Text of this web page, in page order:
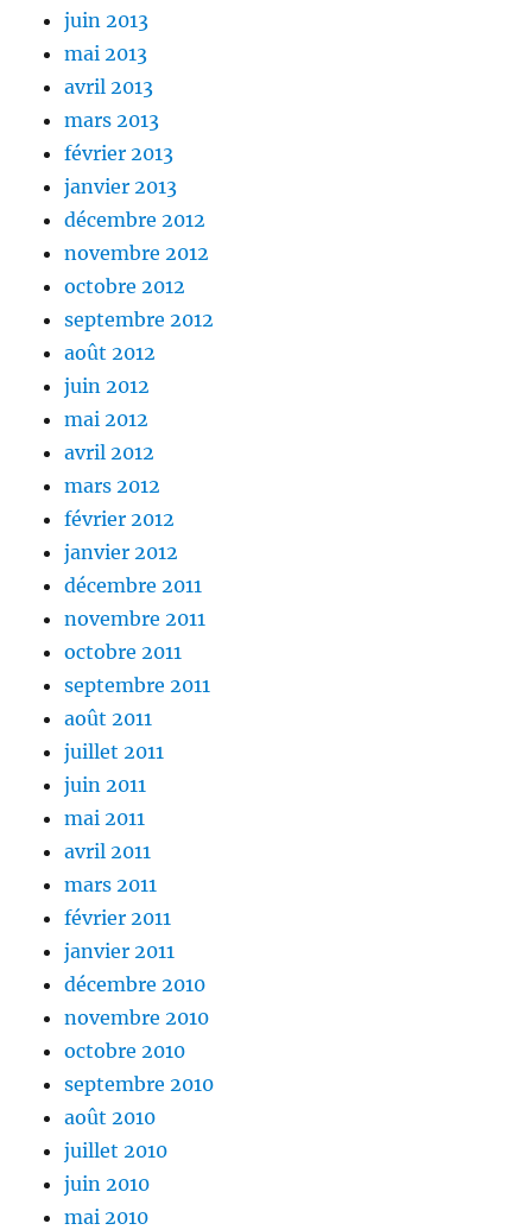
juin 2013
mai 2013
avril 2013
mars 2013
février 2013
janvier 2013
décembre 2012
novembre 2012
octobre 2012
septembre 2012
août 2012
juin 2012
mai 2012
avril 2012
mars 2012
février 2012
janvier 2012
décembre 2011
novembre 2011
octobre 2011
septembre 2011
août 2011
juillet 2011
juin 2011
mai 2011
avril 2011
mars 2011
février 2011
janvier 2011
décembre 2010
novembre 2010
octobre 2010
septembre 2010
août 2010
juillet 2010
juin 2010
mai 2010